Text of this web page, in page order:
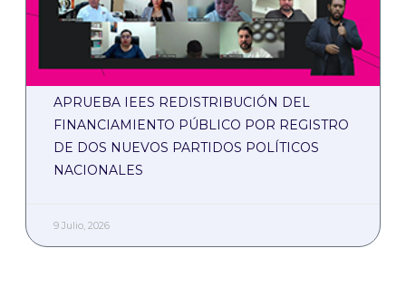
APRUEBA IEES REDISTRIBUCIÓN DEL
FINANCIAMIENTO PÚBLICO POR REGISTRO
DE DOS NUEVOS PARTIDOS POLÍTICOS
NACIONALES
9 Julio, 2026